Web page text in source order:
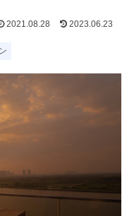
2021.08.28 2023.06.23